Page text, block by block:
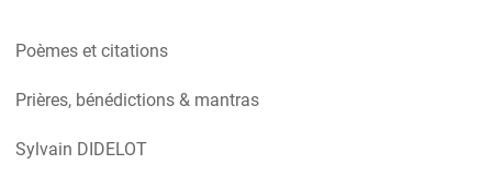
Poèmes et citations
Prières, bénédictions & mantras
Sylvain DIDELOT